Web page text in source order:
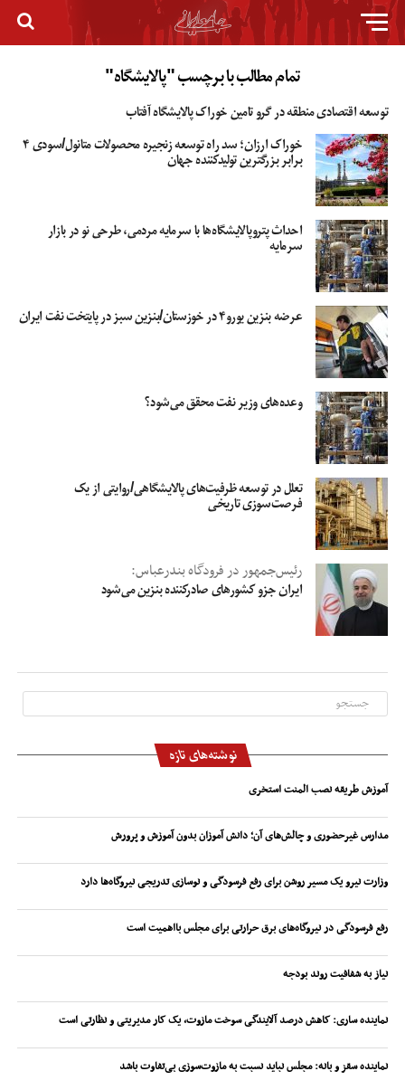
تمام مطالب با برچسب "پالایشگاه"
توسعه اقتصادی منطقه در گرو تامین خوراک پالایشگاه آفتاب
خوراک ارزان؛ سد راه توسعه زنجیره محصولات متانول/سودی ۴
برابر بزرگترین تولیدکننده جهان
احداث پتروپالایشگاه‌ها با سرمایه مردمی، طرحی نو در بازار
سرمایه
عرضه بنزین یورو۴ در خوزستان/بنزین سبز در پایتخت نفت ایران
وعده‌های وزیر نفت محقق می‌شود؟
تعلل در توسعه ظرفیت‌های پالایشگاهی/روایتی از یک
فرصت‌سوزی تاریخی
رئیس‌جمهور در فرودگاه بندرعباس:
ایران جزو کشورهای صادرکننده بنزین می‌شود
نوشته‌های تازه
آموزش طریقه نصب المنت استخری
مدارس غیرحضوری و چالش‌های آن؛ دانش آموزان بدون آموزش و پرورش
وزارت نیرو یک مسیر روشن برای رفع فرسودگی و نوسازی تدریجی نیروگاه‌ها دارد
رفع فرسودگی در نیروگاه‌های برق حرارتی برای مجلس بااهمیت است
نیاز به شفافیت روند بودجه
نماینده ساری: کاهش درصد آلایندگی سوخت مازوت، یک کار مدیریتی و نظارتی است
نماینده سقز و بانه: مجلس نباید نسبت به مازوت‌سوزی بی‌تفاوت باشد